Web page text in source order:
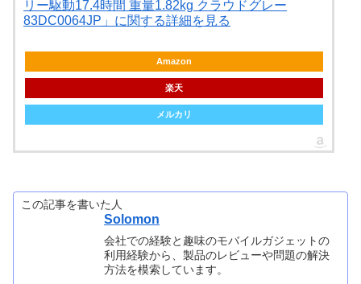
リー駆動17.4時間 重量1.82kg クラウドグレー
83DC0064JP」に関する詳細を見る
Amazon
楽天
メルカリ
この記事を書いた人
Solomon
会社での経験と趣味のモバイルガジェットの
利用経験から、製品のレビューや問題の解決
方法を模索しています。